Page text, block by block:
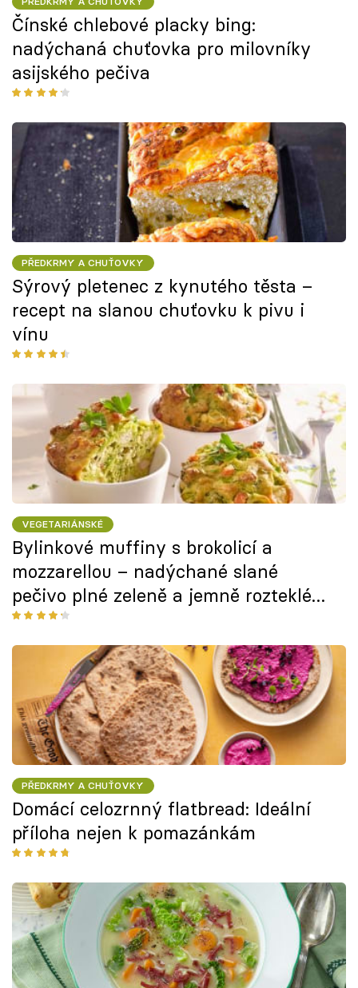
Čínské chlebové placky bing:
nadýchaná chuťovka pro milovníky
asijského pečiva
PŘEDKRMY A CHUŤOVKY
Sýrový pletenec z kynutého těsta –
recept na slanou chuťovku k pivu i
vínu
VEGETARIÁNSKÉ
Bylinkové muffiny s brokolicí a
mozzarellou – nadýchané slané
pečivo plné zeleně a jemně rozteklého
sýra
PŘEDKRMY A CHUŤOVKY
Domácí celozrnný flatbread: Ideální
příloha nejen k pomazánkám